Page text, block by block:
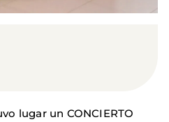
lugar un CONCIERTO